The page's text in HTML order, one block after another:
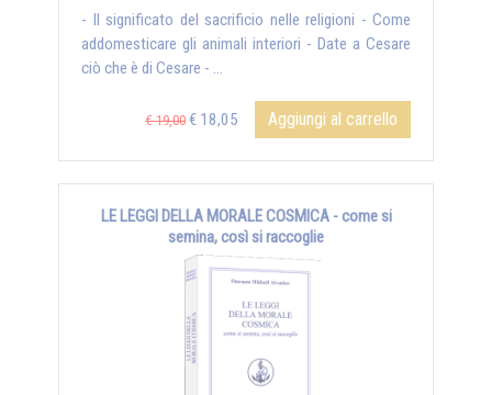
- Il significato del sacrificio nelle religioni - Come
addomesticare gli animali interiori - Date a Cesare
ciò che è di Cesare - ...
€ 19,00 € 18,05 Aggiungi al carrello
LE LEGGI DELLA MORALE COSMICA - come si
semina, così si raccoglie